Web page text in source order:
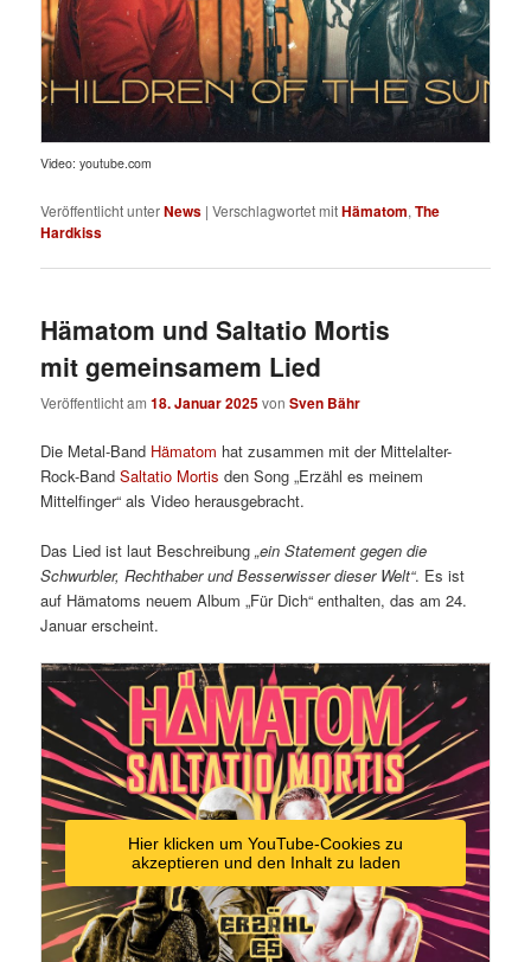
Video: youtube.com
Veröffentlicht unterNews |Verschlagwortet mitHämatom,The
Hardkiss
Hämatom und Saltatio Mortis
mit gemeinsamem Lied
Veröffentlicht am18. Januar 2025vonSven Bähr
Die Metal-Band Hämatom hat zusammen mit der Mittelalter-
Rock-BandSaltatio Mortis den Song „Erzähl es meinem
Mittelfinger“ als Video herausgebracht.
Das Lied ist laut Beschreibung„ein Statement gegen die
Schwurbler, Rechthaber und Besserwisser dieser Welt“. Es ist
auf Hämatoms neuem Album „Für Dich“ enthalten, das am 24.
Januar erscheint.
Hier klicken um YouTube-Cookies zu
akzeptieren und den Inhalt zu laden